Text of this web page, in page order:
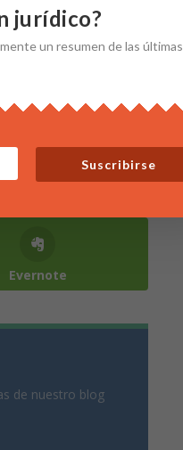
Evernote
de nuestro blog
jurídico?
un resumen de las últimas
Suscribirse